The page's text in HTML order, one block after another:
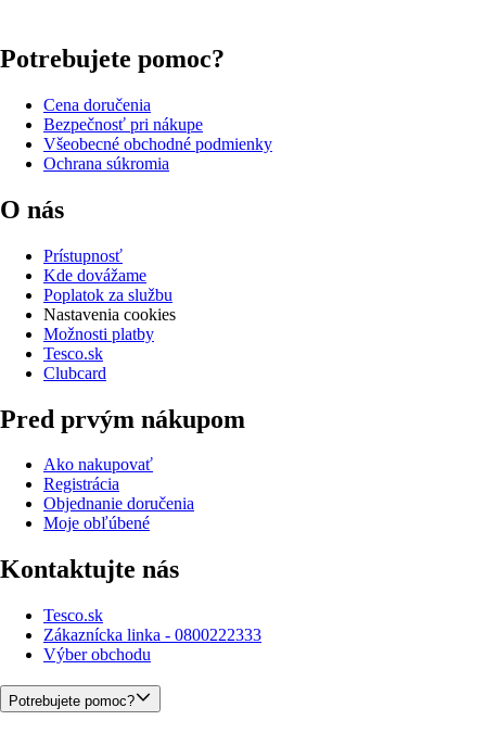
Potrebujete pomoc?
Cena doručenia
Bezpečnosť pri nákupe
Všeobecné obchodné podmienky
Ochrana súkromia
O nás
Prístupnosť
Kde dovážame
Poplatok za službu
Nastavenia cookies
Možnosti platby
Tesco.sk
Clubcard
Pred prvým nákupom
Ako nakupovať
Registrácia
Objednanie doručenia
Moje obľúbené
Kontaktujte nás
Tesco.sk
Zákaznícka linka - 0800222333
Výber obchodu
Potrebujete pomoc?